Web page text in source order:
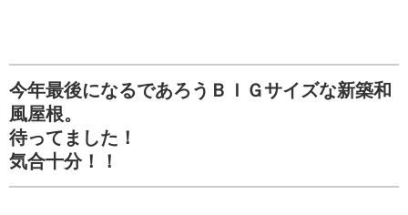
今年最後になるであろうＢＩＧサイズな新築和
風屋根。
待ってました！
気合十分！！